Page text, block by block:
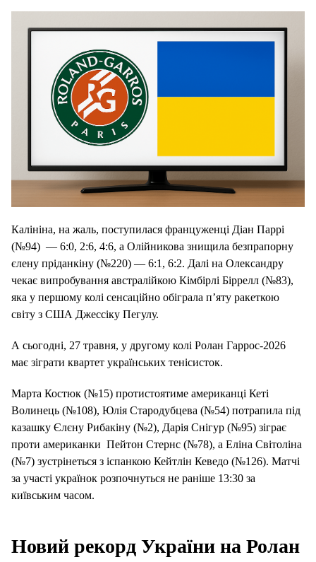
Калініна, на жаль, поступилася француженці Діан Паррі
(№94) — 6:0, 2:6, 4:6, а Олійникова знищила безпрапорну
єлену пріданкіну (№220) — 6:1, 6:2. Далі на Олександру
чекає випробування австралійкою Кімбірлі Біррелл (№83),
яка у першому колі сенсаційно обіграла п’яту ракеткою
світу з США Джессіку Пегулу.
А сьогодні, 27 травня, у другому колі Ролан Гаррос-2026
має зіграти квартет українських тенісисток.
Марта Костюк (№15) протистоятиме американці Кеті
Волинець (№108), Юлія Стародубцева (№54) потрапила під
казашку Єлєну Рибакіну (№2), Дарія Снігур (№95) зіграє
проти американки Пейтон Стернс (№78), а Еліна Світоліна
(№7) зустрінеться з іспанкою Кейтлін Кеведо (№126). Матчі
за участі українок розпочнуться не раніше 13:30 за
київським часом.
Новий рекорд України на Ролан